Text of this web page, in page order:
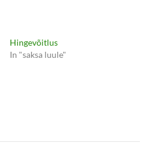
Hingevõitlus
In "saksa luule"